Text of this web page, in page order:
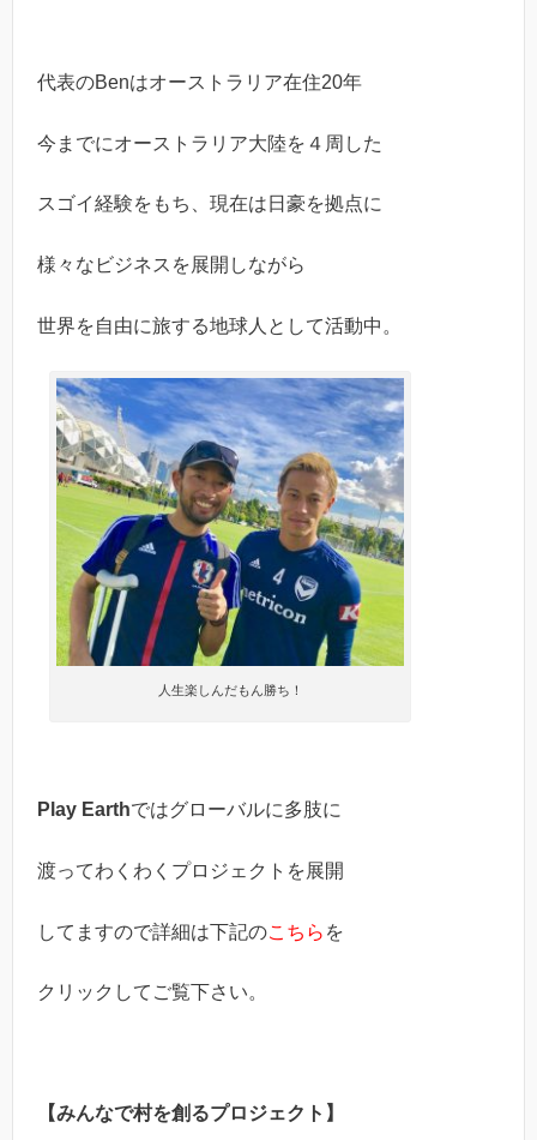
代表のBenはオーストラリア在住20年
今までにオーストラリア大陸を４周した
スゴイ経験をもち、現在は日豪を拠点に
様々なビジネスを展開しながら
世界を自由に旅する地球人として活動中。
人生楽しんだもん勝ち！
Play Earthではグローバルに多肢に
渡ってわくわくプロジェクトを展開
してますので詳細は下記のこちら を
クリックしてご覧下さい。
【みんなで村を創るプロジェクト】